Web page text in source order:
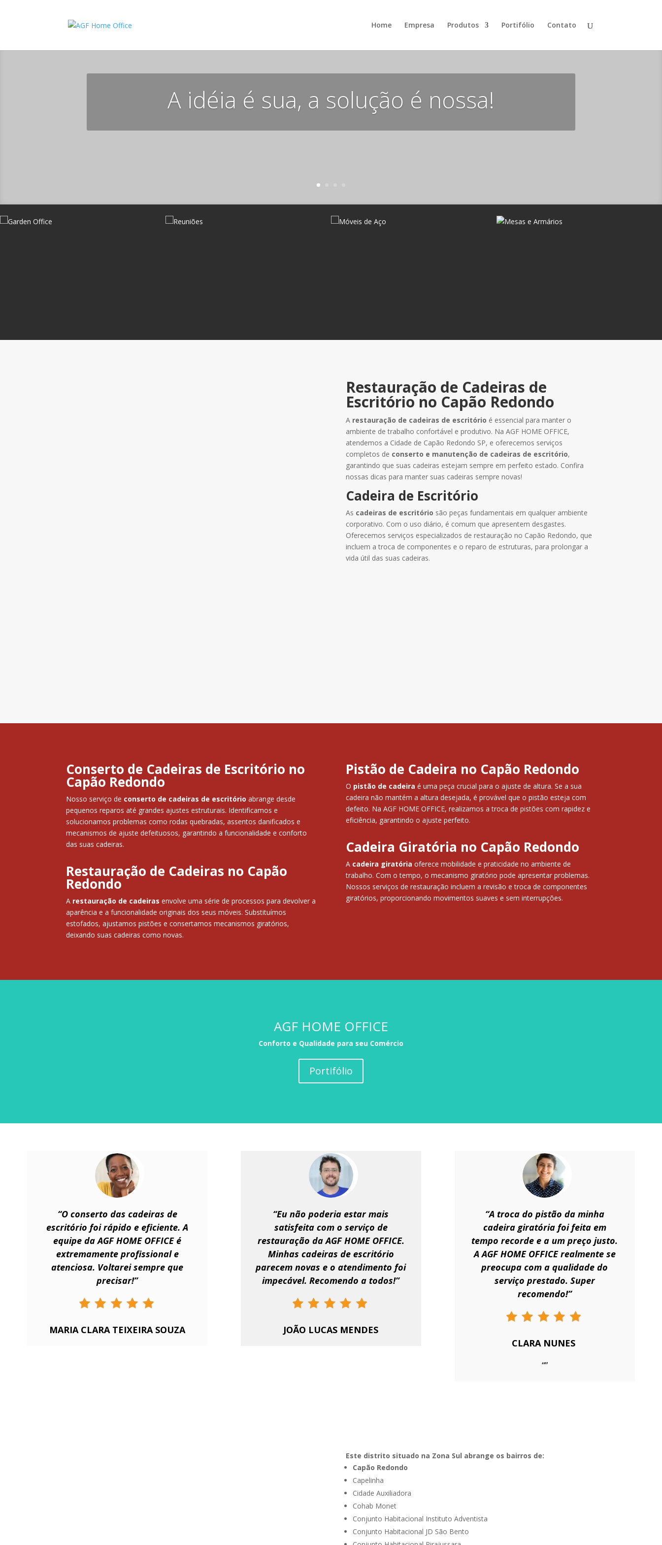
Home Empresa Produtos Portifólio Contato
A idéia é sua, a solução é nossa!
Restauração de Cadeiras de
Escritório no Capão Redondo
A restauração de cadeiras de escritório é essencial para manter o
ambiente de trabalho confortável e produtivo. Na AGF HOME OFFICE,
atendemos a Cidade de Capão Redondo SP, e oferecemos serviços
completos de conserto e manutenção de cadeiras de escritório,
garantindo que suas cadeiras estejam sempre em perfeito estado. Confira
nossas dicas para manter suas cadeiras sempre novas!
Cadeira de Escritório
As cadeiras de escritório são peças fundamentais em qualquer ambiente
corporativo. Com o uso diário, é comum que apresentem desgastes.
Oferecemos serviços especializados de restauração no Capão Redondo, que
incluem a troca de componentes e o reparo de estruturas, para prolongar a
vida útil das suas cadeiras.
Conserto de Cadeiras de Escritório no
Capão Redondo
Nosso serviço de conserto de cadeiras de escritório abrange desde
pequenos reparos até grandes ajustes estruturais. Identificamos e
solucionamos problemas como rodas quebradas, assentos danificados e
mecanismos de ajuste defeituosos, garantindo a funcionalidade e conforto
das suas cadeiras.
Restauração de Cadeiras no Capão
Redondo
A restauração de cadeiras envolve uma série de processos para devolver a
aparência e a funcionalidade originais dos seus móveis. Substituímos
estofados, ajustamos pistões e consertamos mecanismos giratórios,
deixando suas cadeiras como novas.
Pistão de Cadeira no Capão Redondo
O pistão de cadeira é uma peça crucial para o ajuste de altura. Se a sua
cadeira não mantém a altura desejada, é provável que o pistão esteja com
defeito. Na AGF HOME OFFICE, realizamos a troca de pistões com rapidez e
eficiência, garantindo o ajuste perfeito.
Cadeira Giratória no Capão Redondo
A cadeira giratória oferece mobilidade e praticidade no ambiente de
trabalho. Com o tempo, o mecanismo giratório pode apresentar problemas.
Nossos serviços de restauração incluem a revisão e troca de componentes
giratórios, proporcionando movimentos suaves e sem interrupções.
AGF HOME OFFICE
Conforto e Qualidade para seu Comércio
Portifólio
“O conserto das cadeiras de
escritório foi rápido e eficiente. A
equipe da AGF HOME OFFICE é
extremamente profissional e
atenciosa. Voltarei sempre que
precisar!”
MARIA CLARA TEIXEIRA SOUZA
“Eu não poderia estar mais
satisfeita com o serviço de
restauração da AGF HOME OFFICE.
Minhas cadeiras de escritório
parecem novas e o atendimento foi
impecável. Recomendo a todos!”
JOÃO LUCAS MENDES
“A troca do pistão da minha
cadeira giratória foi feita em
tempo recorde e a um preço justo.
A AGF HOME OFFICE realmente se
preocupa com a qualidade do
serviço prestado. Super
recomendo!”
CLARA NUNES
“”
Este distrito situado na Zona Sul abrange os bairros de:
Capão Redondo
Capelinha
Cidade Auxiliadora
Cohab Monet
Conjunto Habitacional Instituto Adventista
Conjunto Habitacional JD São Bento